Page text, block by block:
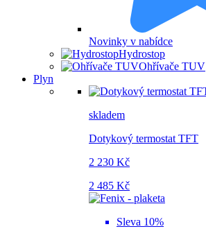
Novinky v nabídce
Hydrostop
Ohřívače TUV
Plyn
skladem
Dotykový termostat TFT
2 230 Kč
2 485 Kč
Sleva 10%